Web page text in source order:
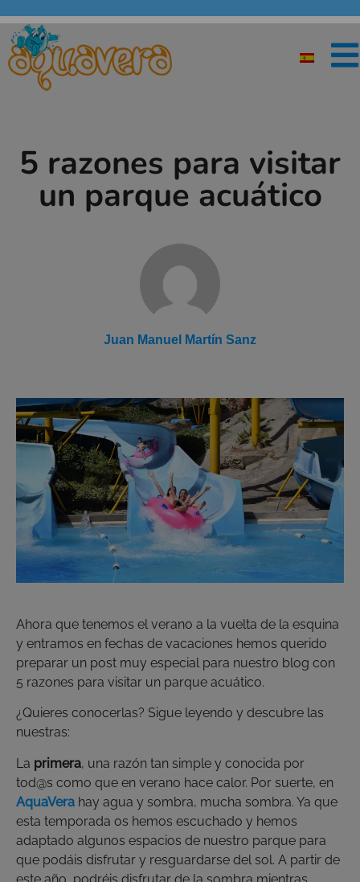
5 razones para visitar
un parque acuático
Juan Manuel Martín Sanz
Ahora que tenemos el verano a la vuelta de la esquina
y entramos en fechas de vacaciones hemos querido
preparar un post muy especial para nuestro blog con
5 razones para visitar un parque acuático.
¿Quieres conocerlas? Sigue leyendo y descubre las
nuestras:
La primera, una razón tan simple y conocida por
tod@s como que en verano hace calor. Por suerte, en
AquaVera hay agua y sombra, mucha sombra. Ya que
esta temporada os hemos escuchado y hemos
adaptado algunos espacios de nuestro parque para
que podáis disfrutar y resguardarse del sol. A partir de
este año, podréis disfrutar de la sombra mientras